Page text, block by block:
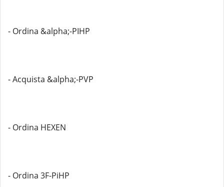
- Ordina &alpha;-PIHP
- Acquista &alpha;-PVP
- Ordina HEXEN
- Ordina 3F-PiHP